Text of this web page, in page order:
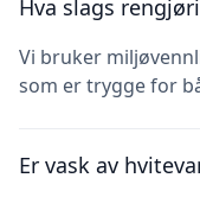
Hva slags
Vi bruker
som er trygge for
Er vask av